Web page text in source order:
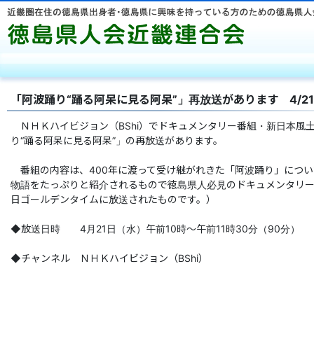
「阿波踊り“踊る阿呆に見る阿呆”」再放送があります 4/
ＮＨＫハイビジョン（BShi）でドキュメンタリー番組・新日本風
り“踊る阿呆に見る阿呆”」の再放送があります。
番組の内容は、400年に渡って受け継がれきた「阿波踊り」につ
物語をたっぷりと紹介されるもので徳島県人必見のドキュメンタリ
日ゴールデンタイムに放送されたものです。）
◆放送日時 4月21日（水）午前10時〜午前11時30分（90分）
◆チャンネル ＮＨＫハイビジョン（BShi）